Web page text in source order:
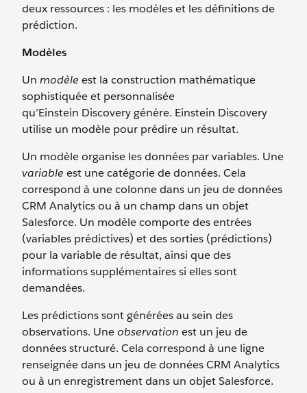
deux ressources : les modèles et les définitions de
prédiction.
Modèles
Un modèle est la construction mathématique
sophistiquée et personnalisée
qu’Einstein Discovery génère. Einstein Discovery
utilise un modèle pour prédire un résultat.
Un modèle organise les données par variables. Une
variable est une catégorie de données. Cela
correspond à une colonne dans un jeu de données
CRM Analytics ou à un champ dans un objet
Salesforce. Un modèle comporte des entrées
(variables prédictives) et des sorties (prédictions)
pour la variable de résultat, ainsi que des
informations supplémentaires si elles sont
demandées.
Les prédictions sont générées au sein des
observations. Uneobservation est un jeu de
données structuré. Cela correspond à une ligne
renseignée dans un jeu de données CRM Analytics
ou à un enregistrement dans un objet Salesforce.